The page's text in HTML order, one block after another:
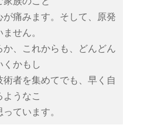
が痛みます。そして、原発
せん。
、これからも、どんどん
くかもし
者を集めてでも、早く自
うなこ
ています。